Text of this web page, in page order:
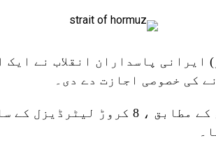
ایرانی پاسداران انقلاب نے ایک
کی خصوصی اجازت دے دی۔
پی این ایس سی ذرائع کے مطابق ، 8